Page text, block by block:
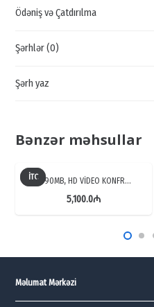
KABEL,
quantity
Ödəniş və Çatdırılma
Şərhlər (0)
Şərh yaz
Bənzər məhsullar
İTCNT90MB, HD VİDEO KONFR…
5,100.0₼
Məlumat Mərkəzi